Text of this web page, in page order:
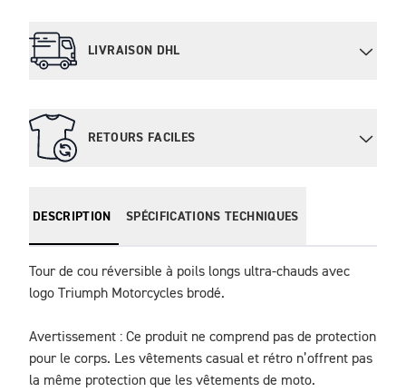
LIVRAISON DHL
RETOURS FACILES
DESCRIPTION SPÉCIFICATIONS TECHNIQUES
Tour de cou réversible à poils longs ultra-chauds avec
logo Triumph Motorcycles brodé.
Avertissement : Ce produit ne comprend pas de protection
pour le corps. Les vêtements casual et rétro n’offrent pas
la même protection que les vêtements de moto.